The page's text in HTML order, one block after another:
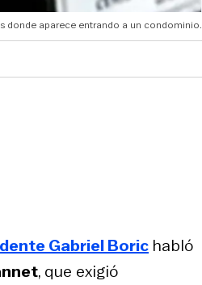
donde aparece entrando a un condominio.
Gabriel Boric habló
, que exigió